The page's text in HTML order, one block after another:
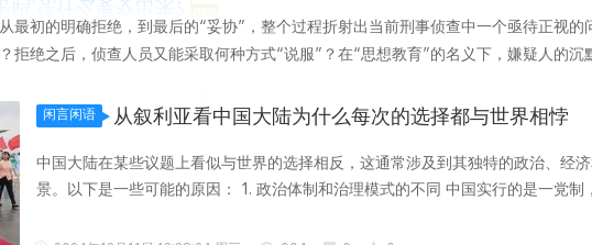
最初的明确拒绝，到最后的“妥协”，整个过程折射出当前刑事侦查中一个亟待正视的
拒绝之后，侦查人员又能采取何种方式“说服”？在“思想教育”的名义下，嫌疑人的沉
闲言闲语 从叙利亚看中国大陆为什么每次的选择都与世界相悖
中国大陆在某些议题上看似与世界的选择相反，这通常涉及到其独特的政治、经
景。以下是一些可能的原因： 1. 政治体制和治理模式的不同 中国实行的是一党制，并且对国家